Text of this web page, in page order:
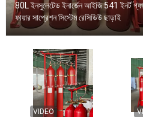
80L ইনসুলেটেড ইনার্জেন আইজি 541 ইনর্ট
ফায়ার সাপ্রেশন সিস্টেম রেসিডিউ ছাড়াই
VIDEO